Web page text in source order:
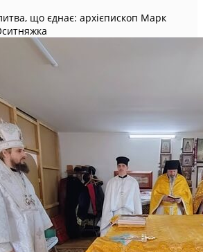
що єднає: архієпископ Марк